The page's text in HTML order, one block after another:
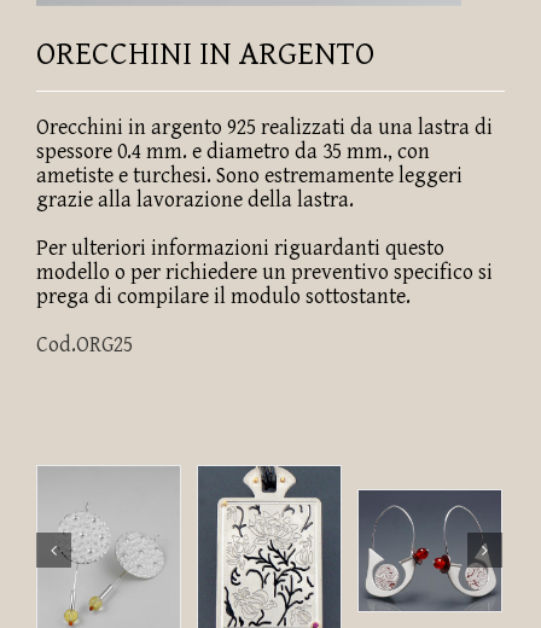
ORECCHINI IN ARGENTO
Orecchini in argento 925 realizzati da una lastra di
spessore 0.4 mm. e diametro da 35 mm., con
ametiste e turchesi. Sono estremamente leggeri
grazie alla lavorazione della lastra.
Per ulteriori informazioni riguardanti questo
modello o per richiedere un preventivo specifico si
prega di compilare il modulo sottostante.
Cod.ORG25